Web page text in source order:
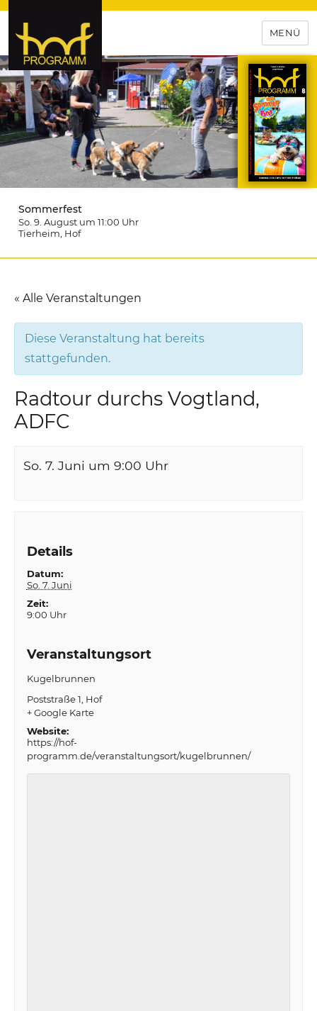
hof-programm – das
Veranstaltungsportal für
Hochfranken
MENÜ
Sommerfest
So. 9. August um 11:00 Uhr
Tierheim , Hof
« Alle Veranstaltungen
Diese Veranstaltung hat bereits
stattgefunden.
Radtour durchs Vogtland,
ADFC
So. 7. Juni um 9:00 Uhr
Details
Datum:
So. 7. Juni
Zeit:
9:00 Uhr
Veranstaltungsort
Kugelbrunnen
Poststraße 1 Hof
+ Google Karte
Website:
https://hof-
programm.de/veranstaltungsort/kugelbrunnen/